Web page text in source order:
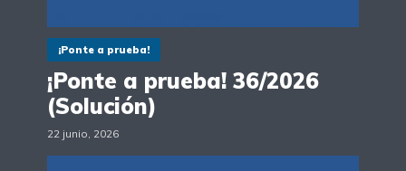
¡Ponte a prueba!
¡Ponte a prueba! 36/2026
(Solución)
22 junio, 2026